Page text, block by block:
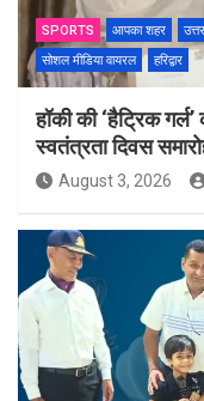
SPORTS आपका शहर
सोशल मीडिया वायरल
हरिद्वार
हॉकी की ‘हैट्रिक
स्वतंत्रता दिवस
August 3, 2026